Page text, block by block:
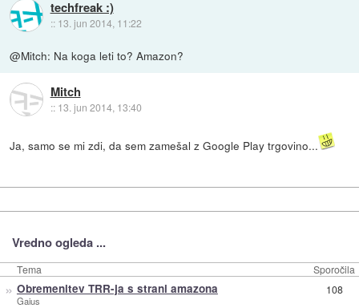
techfreak :)
:: 13. jun 2014, 11:22
@Mitch: Na koga leti to? Amazon?
Mitch
:: 13. jun 2014, 13:40
Ja, samo se mi zdi, da sem zamešal z Google Play trgovino...
Vredno ogleda ...
Tema Sporočila
» Obremenitev TRR-ja s strani amazona
Gaius
108